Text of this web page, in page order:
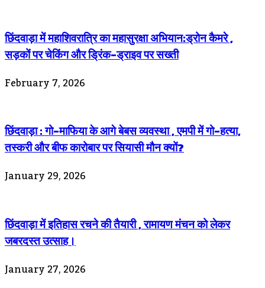
छिंदवाड़ा में महाशिवरात्रि का महासुरक्षा अभियान:ड्रोन कैमरे ,
सड़कों पर चेकिंग और ड्रिंक-ड्राइव पर सख्ती
February 7, 2026
छिंदवाड़ा : गो-माफिया के आगे बेबस व्यवस्था , एमपी में गो-हत्या,
तस्करी और बीफ कारोबार पर सियासी मौन क्यों?
January 29, 2026
छिंदवाड़ा में इतिहास रचने की तैयारी , रामायण मंचन को लेकर
जबरदस्त उत्साह।
January 27, 2026